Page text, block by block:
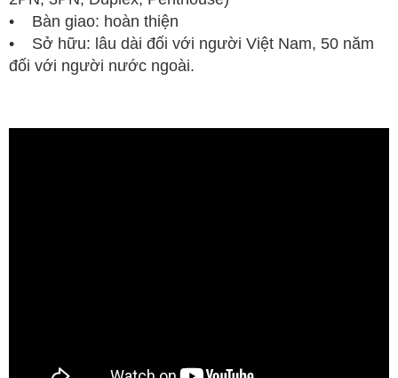
• Bàn giao: hoàn thiện
• Sở hữu: lâu dài đối với người Việt Nam, 50 năm
đối với người nước ngoài.